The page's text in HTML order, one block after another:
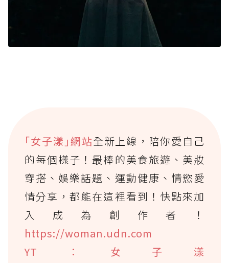
｢女子漾｣網站全新上線，陪你愛自己
的每個樣子！最棒的美食旅遊、美妝
穿搭、娛樂話題、運動健康、情慾愛
情分享，都能在這裡看到！快點來加
入成為創作者！
https://woman.udn.com
YT：女子漾